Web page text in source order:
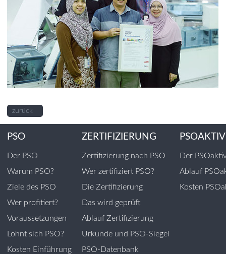
zurück
PSO
Der PSO
Warum PSO?
Ziele des PSO
Wer profitiert?
Voraussetzungen
Lohnt sich PSO?
Kosten Einführung
ZERTIFIZIERUNG
Zertifizierung nach PSO
Wer zertifiziert PSO?
Die Zertifizierung
Das wird geprüft
Ablauf Zertifizierung
Urkunde und PSO-Siegel
PSO-Datenbank
PSOAKTIV
Der
Ablauf
Kosten